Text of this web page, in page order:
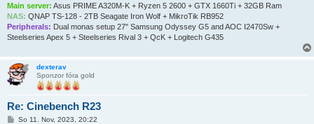
Main server: Asus PRIME A320M-K + Ryzen 5 2600 + GTX 1660Ti + 32GB Ram
NAS: QNAP TS-128 - 2TB Seagate Iron Wolf + MikroTik RB952
Peripherals: Dual monas setup 27" Samsung Odyssey G5 and AOC I2470Sw +
Steelseries Apex 5 + Steelseries Rival 3 + QcK + Logitech G435
dexterav
Sponzor fóra gold
Re: Cinebench R23
PSo 11. Nov, 2023, 20:22